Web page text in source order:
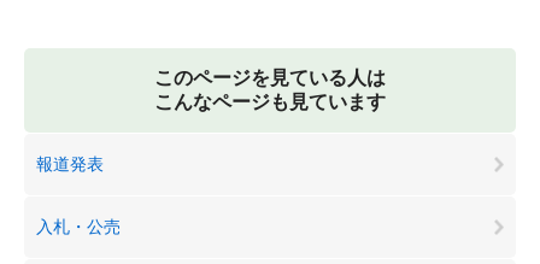
このページを見ている人は
こんなページも見ています
報道発表
入札・公売